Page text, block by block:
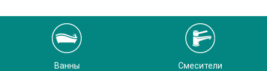
Ванны Смесители